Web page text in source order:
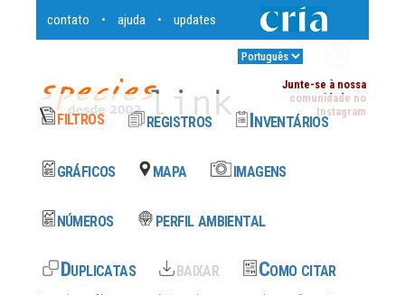
contato • ajuda • updates
Junte-se à nossa
comunidade no
Instagram